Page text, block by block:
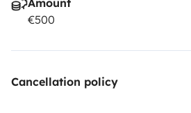
Amount
€500
Cancellation policy